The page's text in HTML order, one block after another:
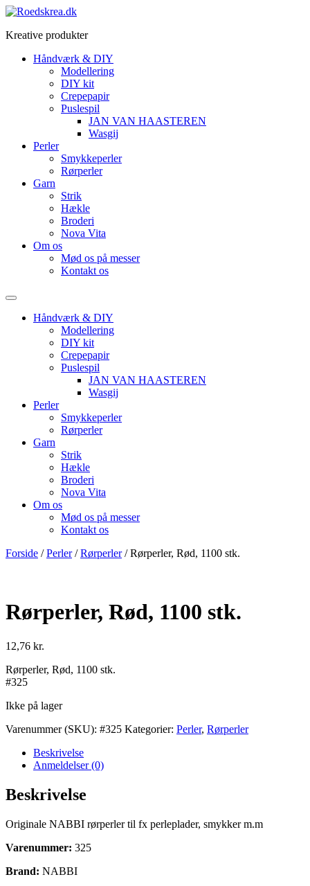
Videre
indhold
Kreative produkter
Håndværk & DIY
Modellering
DIY kit
Crepepapir
Puslespil
JAN VAN HAASTEREN
Wasgij
Perler
Smykkeperler
Rørperler
Garn
Strik
Hækle
Broderi
Nova Vita
Om os
Mød os på messer
Kontakt os
Menu
Håndværk & DIY
Modellering
DIY kit
Crepepapir
Puslespil
JAN VAN HAASTEREN
Wasgij
Perler
Smykkeperler
Rørperler
Garn
Strik
Hækle
Broderi
Nova Vita
Om os
Mød os på messer
Kontakt os
Forside /Perler/Rørperler/ Rørperler, Rød, 1100 stk.
Rørperler, Rød, 1100 stk.
12,76 kr.
Rørperler, Rød, 1100 stk.
#325
Ikke på lager
Varenummer (SKU): #325 Kategorier: Perler, Rørperler
Beskrivelse
Anmeldelser (0)
Beskrivelse
Originale NABBI rørperler til fx perleplader, smykker m.m
Varenummer: 325
Brand: NABBI